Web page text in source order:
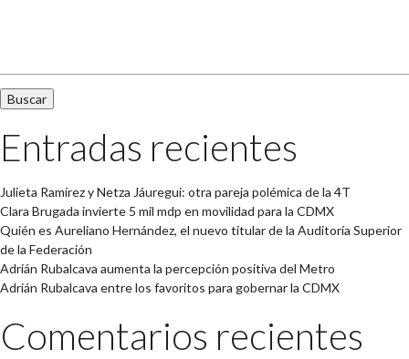
Entradas recientes
Julieta Ramírez y Netza Jáuregui: otra pareja polémica de la 4T
Clara Brugada invierte 5 mil mdp en movilidad para la CDMX
Quién es Aureliano Hernández, el nuevo titular de la Auditoría Superior
de la Federación
Adrián Rubalcava aumenta la percepción positiva del Metro
Adrián Rubalcava entre los favoritos para gobernar la CDMX
Comentarios recientes